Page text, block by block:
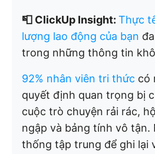
📮 ClickUp Insight: Thực
lượng lao động của bạn
trong những thông tin
92% nhân viên tri thức có
quyết định quan trọng bị
cuộc trò chuyện rải rác,
ngập và bảng tính vô tận.
thống tập trung để ghi lại